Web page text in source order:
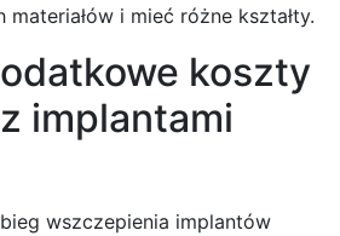
i mieć różne kształty.
koszty
implantami
wszczepienia implantów